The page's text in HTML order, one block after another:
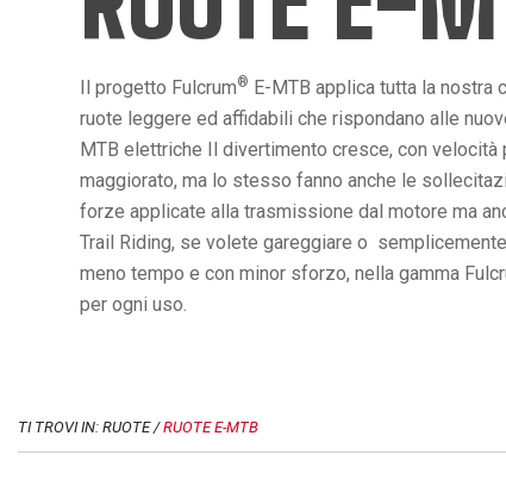
Il progetto Fulcrum® E-MTB applica tutta la
ruote leggere ed affidabili che rispondano alle
MTB elettriche Il divertimento cresce, con
maggiorato, ma lo stesso fanno anche le
forze applicate alla trasmissione dal motore ma
Trail Riding, se volete gareggiare o
meno tempo e con minor sforzo, nella gamma
per ogni uso.
TI TROVI IN: RUOTE /RUOTE E-MTB